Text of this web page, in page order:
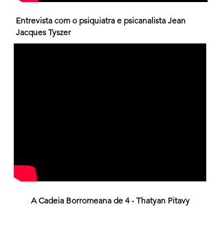
Entrevista com o psiquiatra e psicanalista Jean
Jacques Tyszer
A Cadeia Borromeana de 4 - Thatyan Pitavy